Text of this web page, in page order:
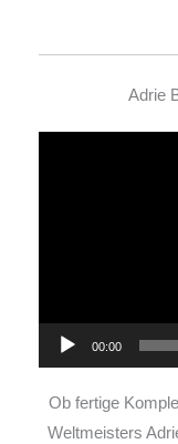
Adrie
00:00
Ob fertige
Weltmeisters